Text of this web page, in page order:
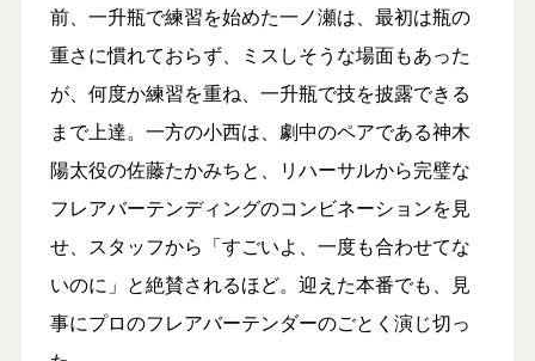
前、一升瓶で練習を始めた一ノ瀬は、最初は瓶の
重さに慣れておらず、ミスしそうな場面もあった
が、何度か練習を重ね、一升瓶で技を披露できる
まで上達。一方の小西は、劇中のペアである神木
陽太役の佐藤たかみちと、リハーサルから完璧な
フレアバーテンディングのコンビネーションを見
せ、スタッフから「すごいよ、一度も合わせてな
いのに」と絶賛されるほど。迎えた本番でも、見
事にプロのフレアバーテンダーのごとく演じ切っ